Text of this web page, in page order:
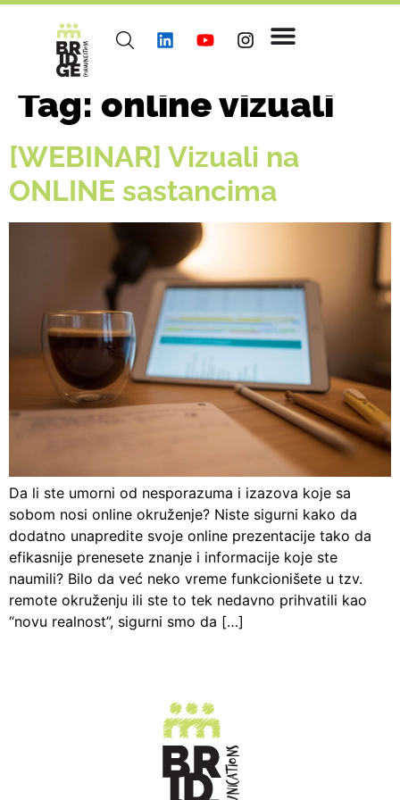
Tag: online vizuali
[WEBINAR] Vizuali na
ONLINE sastancima
Da li ste umorni od nesporazuma i izazova koje sa
sobom nosi online okruženje? Niste sigurni kako da
dodatno unapredite svoje online prezentacije tako da
efikasnije prenesete znanje i informacije koje ste
naumili? Bilo da već neko vreme funkcionišete u tzv.
remote okruženju ili ste to tek nedavno prihvatili kao
“novu realnost”, sigurni smo da […]